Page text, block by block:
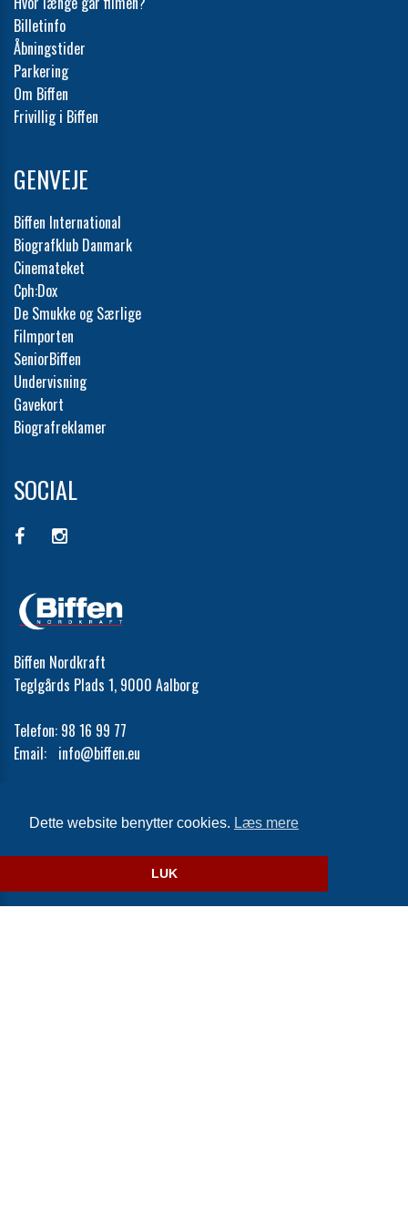
Dette website benytter cookies. Læs mere
LUK
Billetinfo
Åbningstider
Parkering
Om Biffen
Frivillig i Biffen
GENVEJE
Biffen International
Biografklub Danmark
Cinemateket
Cph:Dox
De Smukke og Særlige
Filmporten
SeniorBiffen
Undervisning
Gavekort
Biografreklamer
SOCIAL
Biffen Nordkraft
Teglgårds Plads 1, 9000 Aalborg
Telefon: 98 16 99 77
Email: info@biffen.eu